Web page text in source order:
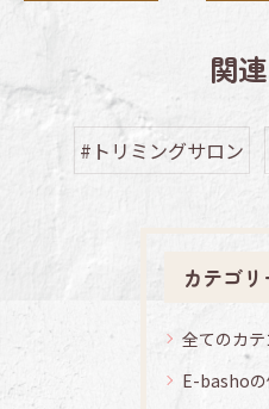
関
#トリミングサロン
カテゴリ
全てのカ
E-bashoの